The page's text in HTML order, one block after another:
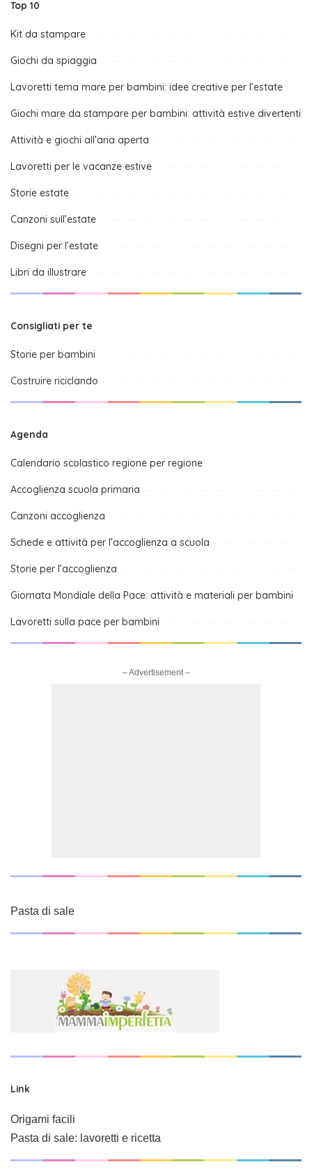
Top 10
Kit da stampare
Giochi da spiaggia
Lavoretti tema mare per bambini: idee creative per l’estate
Giochi mare da stampare per bambini: attività estive divertenti
Attività e giochi all’aria aperta
Lavoretti per le vacanze estive
Storie estate
Canzoni sull’estate
Disegni per l’estate
Libri da illustrare
Consigliati per te
Storie per bambini
Costruire riciclando
Agenda
Calendario scolastico regione per regione
Accoglienza scuola primaria
Canzoni accoglienza
Schede e attività per l’accoglienza a scuola
Storie per l’accoglienza
Giornata Mondiale della Pace: attività e materiali per bambini
Lavoretti sulla pace per bambini
– Advertisement –
Pasta di sale
Link
Origami facili
Pasta di sale: lavoretti e ricetta